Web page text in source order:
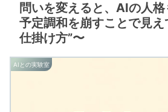
問いを変えると、AIの人
予定調和を崩すことで見え
仕掛け方”〜
AIとの実験室